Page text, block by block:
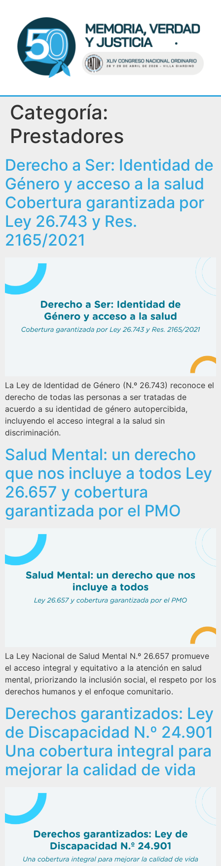
Categoría:
Prestadores
Derecho a Ser: Identidad de
Género y acceso a la salud
Cobertura garantizada por
Ley 26.743 y Res.
2165/2021
La Ley de Identidad de Género (N.º 26.743) reconoce el
derecho de todas las personas a ser tratadas de
acuerdo a su identidad de género autopercibida,
incluyendo el acceso integral a la salud sin
discriminación.
Salud Mental: un derecho
que nos incluye a todos Ley
26.657 y cobertura
garantizada por el PMO
La Ley Nacional de Salud Mental N.º 26.657 promueve
el acceso integral y equitativo a la atención en salud
mental, priorizando la inclusión social, el respeto por los
derechos humanos y el enfoque comunitario.
Derechos garantizados: Ley
de Discapacidad N.º 24.901
Una cobertura integral para
mejorar la calidad de vida